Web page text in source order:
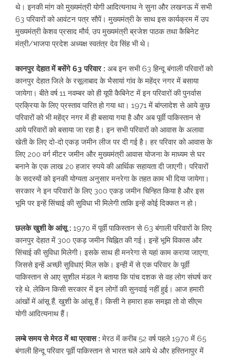
थे। इनकी मांग को मुख्यमंत्री योगी आदित्यनाथ ने सुना और लखनऊ में सभी
63 परिवारों को आवंटन पत्र सौपें। मुख्यमंत्री के साथ इस कार्यक्रम में उप
मुख्यमंत्री केशव प्रसाद मौर्य, उप मुख्यमंत्री ब्रजेश पाठक तथा कैबिनेट
मंत्री/भाजपा प्रदेश अध्यक्ष स्वतंत्र देव सिंह भी थे।
कानपुर देहात में बसेंगे 63 परिवार : अब इन सभी 63 हिन्दू बंगाली परिवारों को
कानपुर देहात जिले के रसूलाबाद के भैसायां गांव के महेंद्र नगर में बसाया
जायेगा। बीते वर्ष 11 नवम्बर को ही यूपी कैबिनेट में इन परिवारों की पुनर्वास
प्रक्रिया के लिए प्रस्ताव पारित हो गया था। 1971 में बांग्लादेश से आये कुछ
परिवारों को भी महेंद्र नगर में ही बसाया गया है और अब पूर्वी पाकिस्तान से
आये परिवारों को बसाया जा रहा है। इन सभी परिवारों को आवास के अलावा
खेती के लिए दो-दो एकड़ जमीन लीज पर दी गई है। हर परिवार को आवास के
लिए 200 वर्ग मीटर जमीन और मुख्यमंत्री आवास योजना के माध्यम से घर
बनाने के एक लाख 20 हजार रुपये की आर्थिक सहायता दी जाएगी। परिवारों
के सदस्यों को इनकी योग्यता अनुसार मनरेगा के तहत काम भी दिया जायेगा।
सरकार ने इन परिवारों के लिए 300 एकड़ जमीन चिन्हित किया है और इस
भूमि पर इन्हें सिंचाई की सुविधा भी मिलेगी ताकि इन्हें कोई दिक्कत न हो।
छलके खुशी के आंसू : 1970 में पूर्वी पाकिस्तान से 63 बंगाली परिवारों के लिए
कानपुर देहात में 300 एकड़ जमीन चिह्नित की गई। इन्हें भूमि विकास और
सिंचाई की सुविधा मिलेगी। इसके साथ ही मनरेगा से यहां काम कराया जाएगा,
जिससे इन्हें अच्छी सुविधाएं मिल सके। इन्ही में से एक परिवार के पूर्वी
पाकिस्तान से आए सुशील मंडल ने बताया कि पांच दशक से वह लोग संघर्ष कर
रहे थे, लेकिन किसी सरकार में इन लोगों की सुनवाई नहीं हुई। आज हमारी
आंखों में आंसू हैं, खुशी के आंसू हैं। किसी ने हमारा हक समझा तो वो सीएम
योगी आदित्यनाथ हैं।
लम्बे समय से मेरठ में था प्रवास :मेरठ में करीब 52 वर्ष पहले 1970 में 65
बंगाली हिन्दू परिवार पूर्वी पाकिस्तान से भारत चले आये थे और हस्तिनापुर में